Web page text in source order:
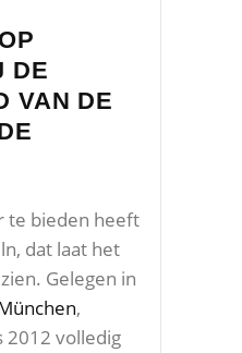
DE
VAN DE
te bieden heeft
dat laat het
zien. Gelegen in
,
2012 volledig